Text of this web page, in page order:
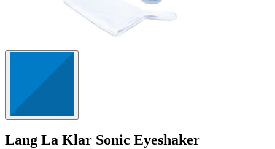
Lang La Klar Sonic Eyeshaker